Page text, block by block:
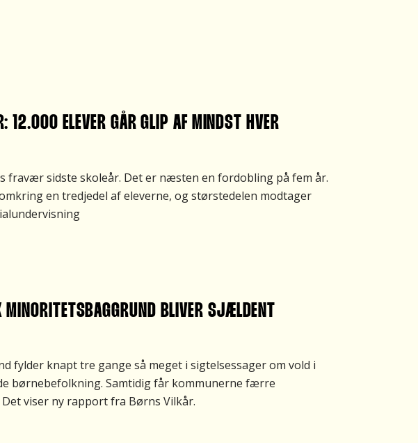
12.000 ELEVER GÅR GLIP AF MINDST HVER
fravær sidste skoleår. Det er næsten en fordobling på fem år.
en tredjedel af eleverne, og størstedelen modtager
BLIVER SJÆLDENT
fylder knapt tre gange så meget i sigtelsessager om vold i
børnebefolkning. Samtidig får kommunerne færre
viser ny rapport fra Børns Vilkår.